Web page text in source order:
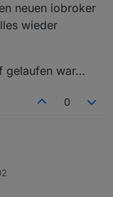
neuen iobroker
wieder
gelaufen war…
0